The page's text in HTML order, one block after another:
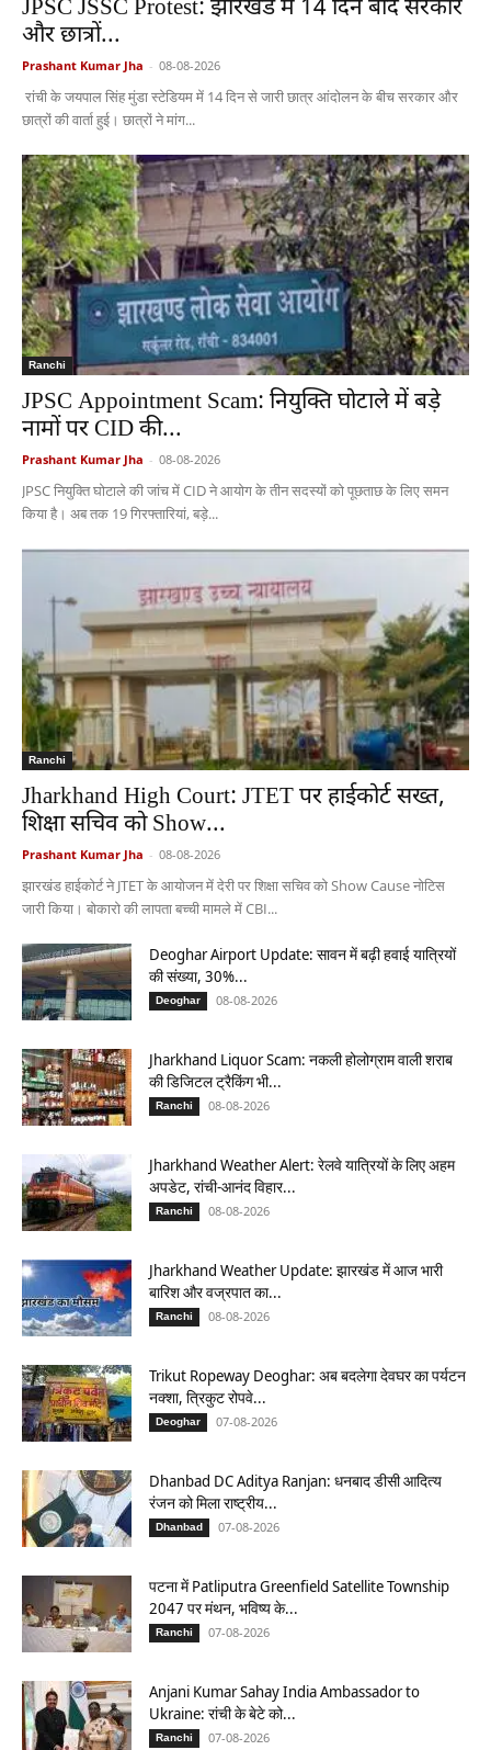
JPSC JSSC Protest: झारखंड में 14 दिन बाद सरकार
और छात्रों...
Prashant Kumar Jha - 08-08-2026
रांची के जयपाल सिंह मुंडा स्टेडियम में 14 दिन से जारी छात्र आंदोलन के बीच सरकार और
छात्रों की वार्ता हुई। छात्रों ने मांग...
Ranchi
JPSC Appointment Scam: नियुक्ति घोटाले में बड़े
नामों पर CID की...
Prashant Kumar Jha - 08-08-2026
JPSC नियुक्ति घोटाले की जांच में CID ने आयोग के तीन सदस्यों को पूछताछ के लिए समन
किया है। अब तक 19 गिरफ्तारियां, बड़े...
Ranchi
Jharkhand High Court: JTET पर हाईकोर्ट सख्त,
शिक्षा सचिव को Show...
Prashant Kumar Jha - 08-08-2026
झारखंड हाईकोर्ट ने JTET के आयोजन में देरी पर शिक्षा सचिव को Show Cause नोटिस
जारी किया। बोकारो की लापता बच्ची मामले में CBI...
Deoghar Airport Update: सावन में बढ़ी हवाई यात्रियों
की संख्या, 30%...
Deoghar 08-08-2026
Jharkhand Liquor Scam: नकली होलोग्राम वाली शराब
की डिजिटल ट्रैकिंग भी...
Ranchi 08-08-2026
Jharkhand Weather Alert: रेलवे यात्रियों के लिए अहम
अपडेट, रांची-आनंद विहार...
Ranchi 08-08-2026
Jharkhand Weather Update: झारखंड में आज भारी
बारिश और वज्रपात का...
Ranchi 08-08-2026
Trikut Ropeway Deoghar: अब बदलेगा देवघर का पर्यटन
नक्शा, त्रिकुट रोपवे...
Deoghar 07-08-2026
Dhanbad DC Aditya Ranjan: धनबाद डीसी आदित्य
रंजन को मिला राष्ट्रीय...
Dhanbad 07-08-2026
पटना में Patliputra Greenfield Satellite Township
2047 पर मंथन, भविष्य के...
Ranchi 07-08-2026
Anjani Kumar Sahay India Ambassador to
Ukraine: रांची के बेटे को...
Ranchi 07-08-2026